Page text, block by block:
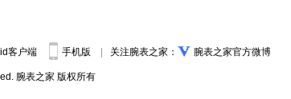
客户端 手机版 关注腕表之家： 腕表之家官方微博
腕表之家 版权所有